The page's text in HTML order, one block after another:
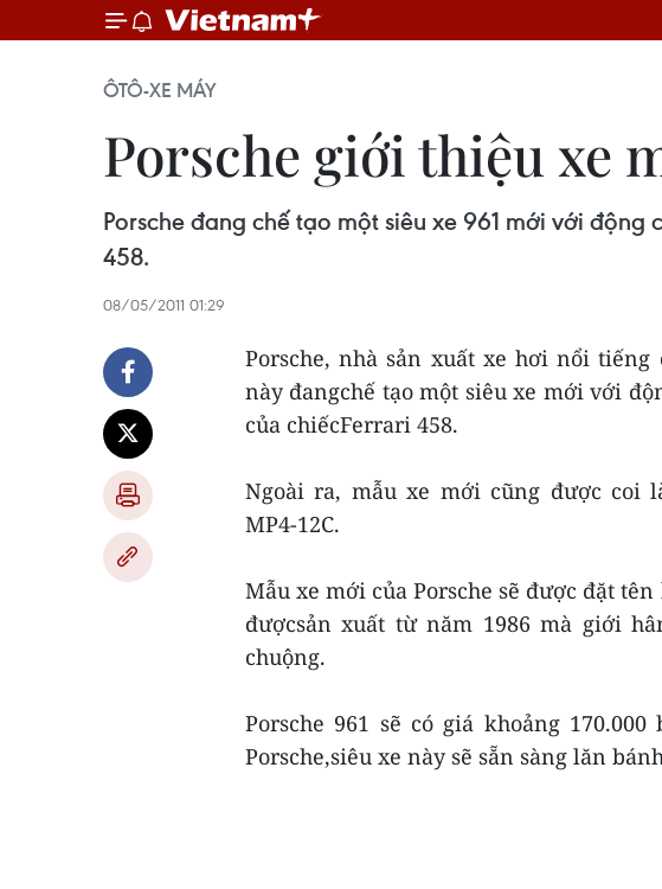
ÔTÔ-XE MÁY
Porsche giới thiệu xe
Porsche đang chế tạo một siêu xe 961 mới với
458.
08/05/2011 01:29
Porsche, nhà sản xuất xe hơi nổi
này đangchế tạo một siêu xe mới với
của chiếcFerrari 458.
Ngoài ra, mẫu xe mới cũng được coi
MP4-12C.
Mẫu xe mới của Porsche sẽ được đặt
đượcsản xuất từ năm 1986 mà giới
chuộng.
Porsche 961 sẽ có giá khoảng
Porsche,siêu xe này sẽ sẵn sàng lăn